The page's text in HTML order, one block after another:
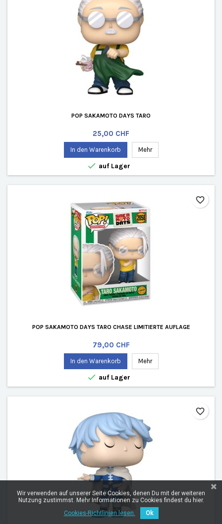
POP SAKAMOTO DAYS TARO
Preis
25,00 CHF
In den Warenkorb Mehr
 auf Lager
POP SAKAMOTO DAYS TARO CHASE LIMITIERTE AUFLAGE
Preis
79,00 CHF
In den Warenkorb Mehr
 auf Lager
favorite_border
favorite_border
Wir verwenden auf unserer Seite Cookies, denen Du mit der weiteren
Nutzung zustimmst. Mehr Informationen zu Cookies findest du hier.
Cookies-Richtlinien lesen.
Ok